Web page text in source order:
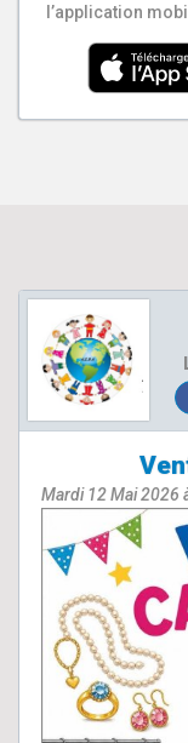
l’application
Mardi 12 Mai 2026